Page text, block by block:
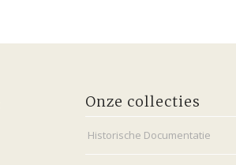
Onze collecties
Historische Documentatie